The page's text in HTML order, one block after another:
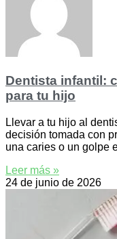
Dentista infantil:
para tu hijo
Llevar a tu hijo al
decisión tomada con
una caries o un golpe
Leer más »
24 de junio de 2026